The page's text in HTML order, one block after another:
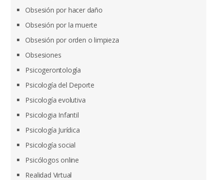
Obsesión por hacer daño
Obsesión por la muerte
Obsesión por orden o limpieza
Obsesiones
Psicogerontología
Psicología del Deporte
Psicología evolutiva
Psicologia Infantil
Psicología Jurídica
Psicología social
Psicólogos online
Realidad Virtual